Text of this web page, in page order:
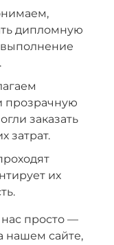
дипломную
выполнение
прозрачную
заказать
затрат.
их
просто —
нашем сайте,